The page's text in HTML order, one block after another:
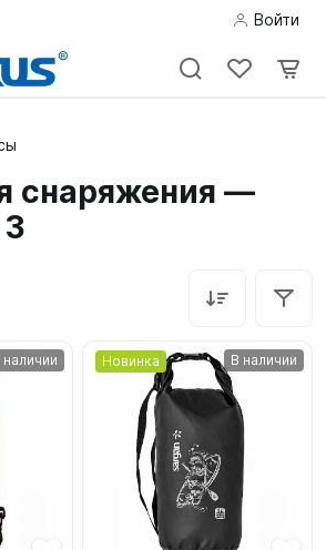
Войти
снаряжения —
наличии Новинка В наличии